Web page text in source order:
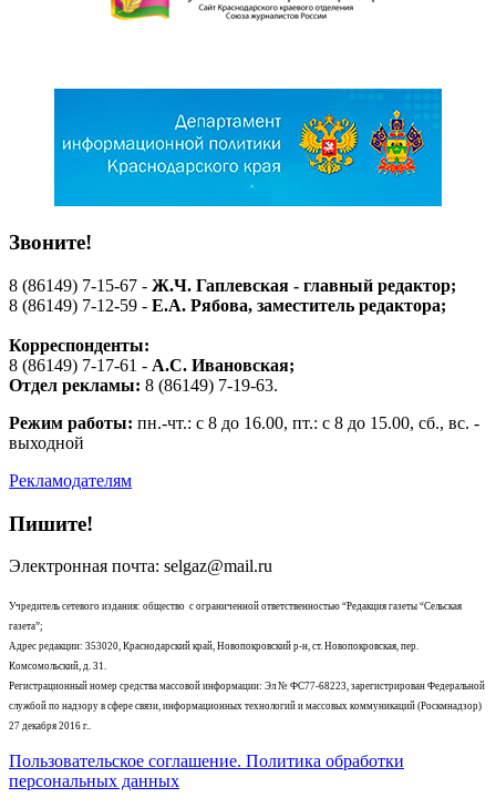
Звоните!
8 (86149) 7-15-67 - Ж.Ч. Гаплевская - главный редактор;
8 (86149) 7-12-59 - Е.А. Рябова, заместитель редактора;
Корреспонденты:
8 (86149) 7-17-61 - А.С. Ивановская;
Отдел рекламы: 8 (86149) 7-19-63.
Режим работы: пн.-чт.: с 8 до 16.00, пт.: с 8 до 15.00, сб., вс. -
выходной
Рекламодателям
Пишите!
Электронная почта: selgaz@mail.ru
Учредитель сетевого издания: общество с ограниченной ответственностью “Редакция газеты “Сельская
газета”;
Адрес редакции: 353020, Краснодарский край, Новопокровский р-н, ст. Новопокровская, пер.
Комсомольский, д. 31.
Регистрационный номер средства массовой информации: Эл № ФС77-68223, зарегистрирован Федеральной
службой по надзору в сфере связи, информационных технологий и массовых коммуникаций (Роскмнадзор)
27 декабря 2016 г..
Пользовательское соглашение. Политика обработки
персональных данных